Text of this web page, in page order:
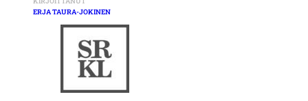
ERJA TAURA-JOKINEN